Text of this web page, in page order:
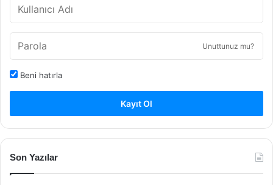
Unuttunuz mu?
Beni hatırla
Kayıt Ol
Son Yazılar